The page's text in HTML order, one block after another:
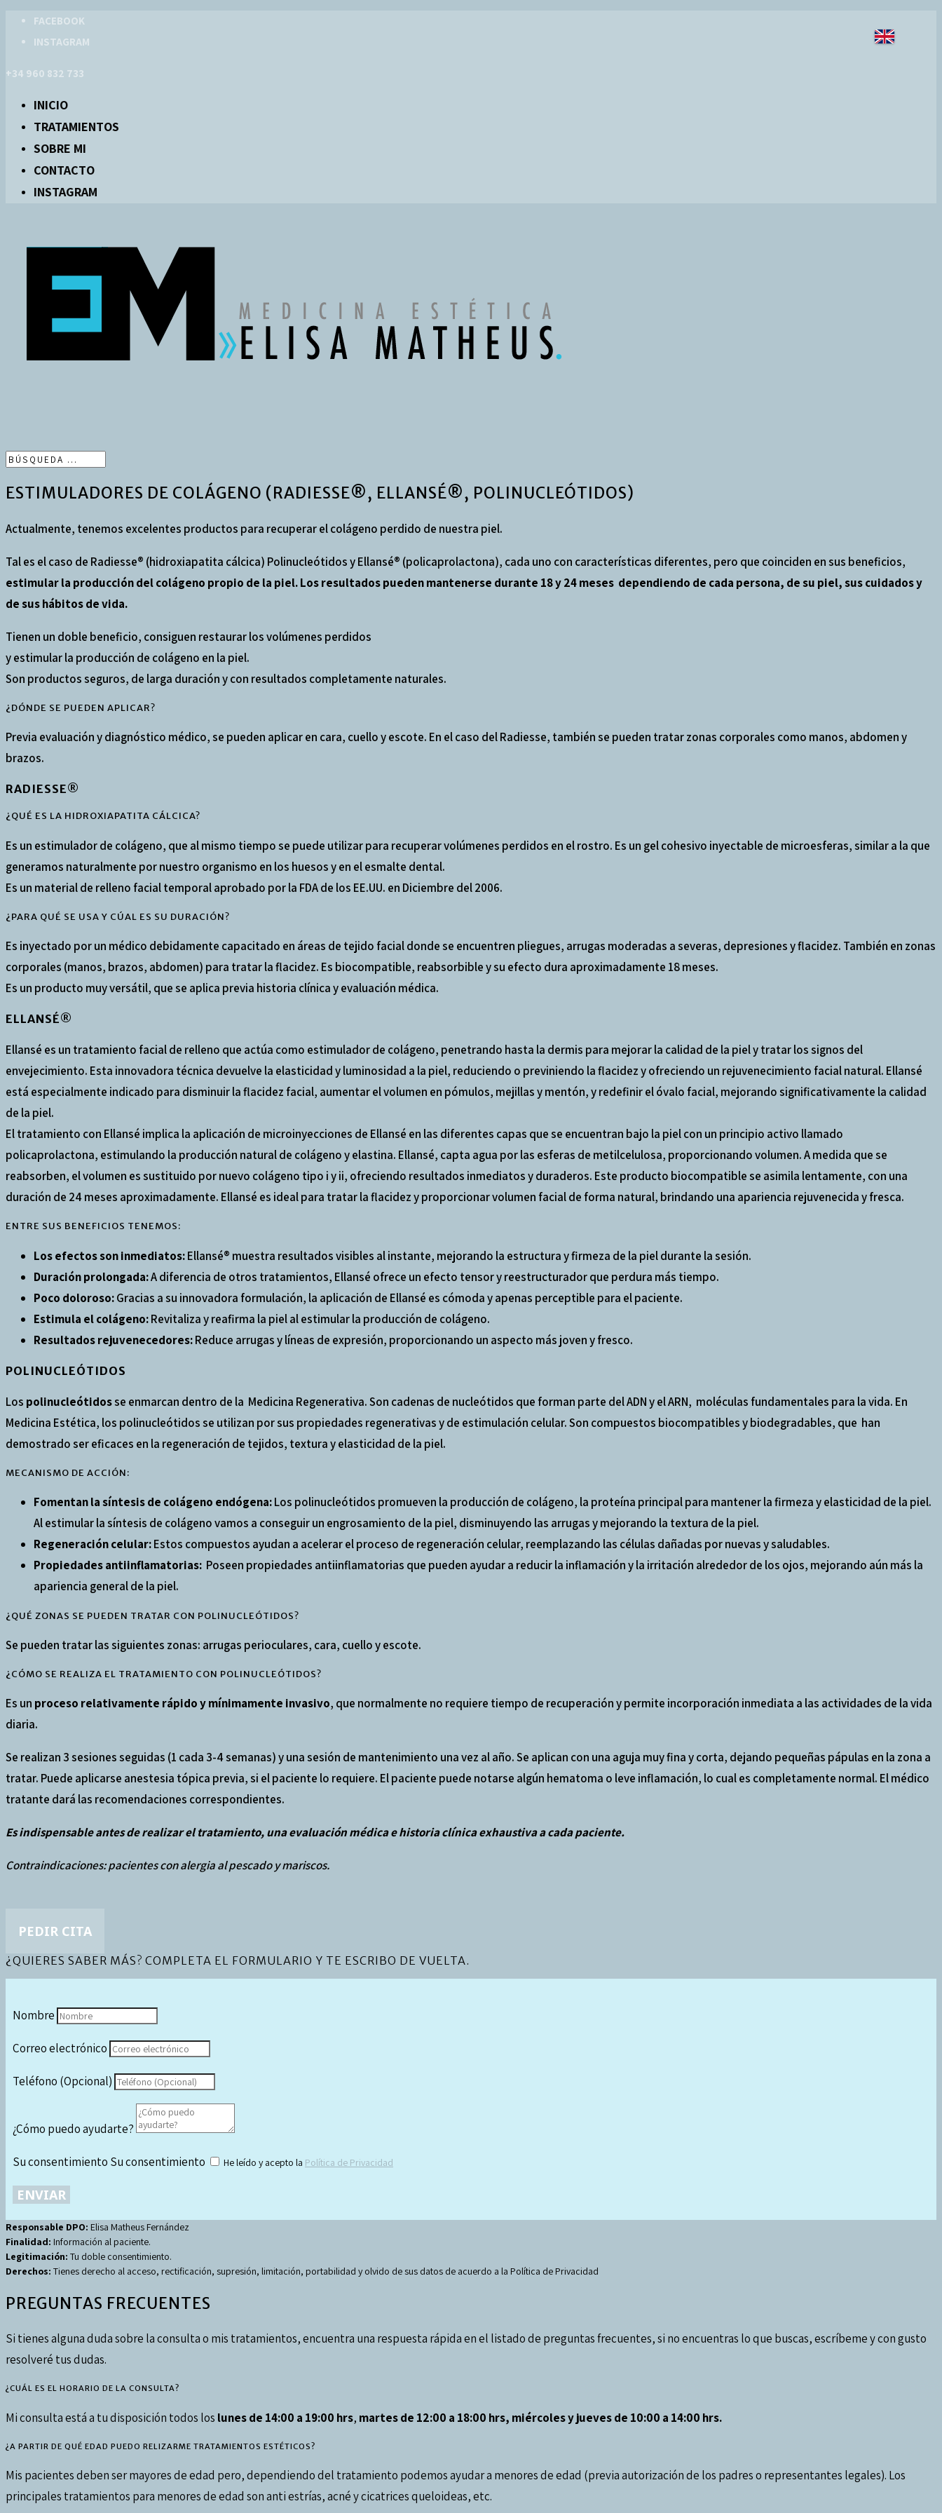
FACEBOOK
INSTAGRAM
+34 960 832 733
INICIO
TRATAMIENTOS
SOBRE MI
CONTACTO
INSTAGRAM
ESTIMULADORES DE COLÁGENO (RADIESSE®, ELLANSÉ®, POLINUCLEÓTIDOS)
Actualmente, tenemos excelentes productos para recuperar el colágeno perdido de nuestra piel.
Tal es el caso de Radiesse® (hidroxiapatita cálcica) Polinucleótidos y Ellansé® (policaprolactona), cada uno con características diferentes, pero que coinciden en sus beneficios,
estimular la producción del colágeno propio de la piel. Los resultados pueden mantenerse durante 18 y 24 meses dependiendo de cada persona, de su piel, sus cuidados y
de sus hábitos de vida.
Tienen un doble beneficio, consiguen restaurar los volúmenes perdidos
y estimular la producción de colágeno en la piel.
Son productos seguros, de larga duración y con resultados completamente naturales.
¿DÓNDE SE PUEDEN APLICAR?
Previa evaluación y diagnóstico médico, se pueden aplicar en cara, cuello y escote. En el caso del Radiesse, también se pueden tratar zonas corporales como manos, abdomen y
brazos.
RADIESSE®
¿QUÉ ES LA HIDROXIAPATITA CÁLCICA?
Es un estimulador de colágeno, que al mismo tiempo se puede utilizar para recuperar volúmenes perdidos en el rostro. Es un gel cohesivo inyectable de microesferas, similar a la que
generamos naturalmente por nuestro organismo en los huesos y en el esmalte dental.
Es un material de relleno facial temporal aprobado por la FDA de los EE.UU. en Diciembre del 2006.
¿PARA QUÉ SE USA Y CÚAL ES SU DURACIÓN?
Es inyectado por un médico debidamente capacitado en áreas de tejido facial donde se encuentren pliegues, arrugas moderadas a severas, depresiones y flacidez. También en zonas
corporales (manos, brazos, abdomen) para tratar la flacidez. Es biocompatible, reabsorbible y su efecto dura aproximadamente 18 meses.
Es un producto muy versátil, que se aplica previa historia clínica y evaluación médica.
ELLANSÉ®
Ellansé es un tratamiento facial de relleno que actúa como estimulador de colágeno, penetrando hasta la dermis para mejorar la calidad de la piel y tratar los signos del
envejecimiento. Esta innovadora técnica devuelve la elasticidad y luminosidad a la piel, reduciendo o previniendo la flacidez y ofreciendo un rejuvenecimiento facial natural. Ellansé
está especialmente indicado para disminuir la flacidez facial, aumentar el volumen en pómulos, mejillas y mentón, y redefinir el óvalo facial, mejorando significativamente la calidad
de la piel.
El tratamiento con Ellansé implica la aplicación de microinyecciones de Ellansé en las diferentes capas que se encuentran bajo la piel con un principio activo llamado
policaprolactona, estimulando la producción natural de colágeno y elastina. Ellansé, capta agua por las esferas de metilcelulosa, proporcionando volumen. A medida que se
reabsorben, el volumen es sustituido por nuevo colágeno tipo i y ii, ofreciendo resultados inmediatos y duraderos. Este producto biocompatible se asimila lentamente, con una
duración de 24 meses aproximadamente. Ellansé es ideal para tratar la flacidez y proporcionar volumen facial de forma natural, brindando una apariencia rejuvenecida y fresca.
ENTRE SUS BENEFICIOS TENEMOS:
Los efectos son inmediatos:Ellansé® muestra resultados visibles al instante, mejorando la estructura y firmeza de la piel durante la sesión.
Duración prolongada:A diferencia de otros tratamientos, Ellansé ofrece un efecto tensor y reestructurador que perdura más tiempo.
Poco doloroso:Gracias a su innovadora formulación, la aplicación de Ellansé es cómoda y apenas perceptible para el paciente.
Estimula el colágeno:Revitaliza y reafirma la piel al estimular la producción de colágeno.
Resultados rejuvenecedores:Reduce arrugas y líneas de expresión, proporcionando un aspecto más joven y fresco.
POLINUCLEÓTIDOS
Los polinucleótidosse enmarcan dentro de la Medicina Regenerativa. Son cadenas de nucleótidos que forman parte del ADN y el ARN, moléculas fundamentales para la vida. En
Medicina Estética, los polinucleótidos se utilizan por sus propiedades regenerativas y de estimulación celular. Son compuestos biocompatibles y biodegradables, que han
demostrado ser eficaces en la regeneración de tejidos, textura y elasticidad de la piel.
MECANISMO DE ACCIÓN:
Fomentan la síntesis de colágeno endógena:Los polinucleótidos promueven la producción de colágeno, la proteína principal para mantener la firmeza y elasticidad de la piel.
Al estimular la síntesis de colágeno vamos a conseguir un engrosamiento de la piel, disminuyendo las arrugas y mejorando la textura de la piel.
Regeneración celular:Estos compuestos ayudan a acelerar el proceso de regeneración celular, reemplazando las células dañadas por nuevas y saludables.
Propiedades antiinflamatorias: Poseen propiedades antiinflamatorias que pueden ayudar a reducir la inflamación y la irritación alrededor de los ojos, mejorando aún más la
apariencia general de la piel.
¿QUÉ ZONAS SE PUEDEN TRATAR CON POLINUCLEÓTIDOS?
Se pueden tratar las siguientes zonas: arrugas perioculares, cara, cuello y escote.
¿CÓMO SE REALIZA EL TRATAMIENTO CON POLINUCLEÓTIDOS?
Es un proceso relativamente rápido y mínimamente invasivo, que normalmente no requiere tiempo de recuperación y permite incorporación inmediata a las actividades de la vida
diaria.
Se realizan 3 sesiones seguidas (1 cada 3-4 semanas) y una sesión de mantenimiento una vez al año. Se aplican con una aguja muy fina y corta, dejando pequeñas pápulas en la zona a
tratar. Puede aplicarse anestesia tópica previa, si el paciente lo requiere. El paciente puede notarse algún hematoma o leve inflamación, lo cual es completamente normal. El médico
tratante dará las recomendaciones correspondientes.
Es indispensable antes de realizar el tratamiento, una evaluación médica e historia clínica exhaustiva a cada paciente.
Contraindicaciones: pacientes con alergia al pescado y mariscos.
PEDIR CITA
¿QUIERES SABER MÁS? COMPLETA EL FORMULARIO Y TE ESCRIBO DE VUELTA.
Nombre
Correo electrónico
Teléfono (Opcional)
¿Cómo puedo ayudarte?
Su consentimiento Su consentimiento He leído y acepto la Política de Privacidad
ENVIAR
Responsable DPO: Elisa Matheus Fernández
Finalidad: Información al paciente.
Legitimación: Tu doble consentimiento.
Derechos: Tienes derecho al acceso, rectificación, supresión, limitación, portabilidad y olvido de sus datos de acuerdo a la Política de Privacidad
PREGUNTAS FRECUENTES
Si tienes alguna duda sobre la consulta o mis tratamientos, encuentra una respuesta rápida en el listado de preguntas frecuentes, si no encuentras lo que buscas, escríbeme y con gusto
resolveré tus dudas.
¿CUÁL ES EL HORARIO DE LA CONSULTA?
Mi consulta está a tu disposición todos los lunes de 14:00 a 19:00 hrs, martes de 12:00 a 18:00 hrs, miércoles y jueves de 10:00 a 14:00 hrs.
¿A PARTIR DE QUÉ EDAD PUEDO RELIZARME TRATAMIENTOS ESTÉTICOS?
Mis pacientes deben ser mayores de edad pero, dependiendo del tratamiento podemos ayudar a menores de edad (previa autorización de los padres o representantes legales). Los
principales tratamientos para menores de edad son anti estrías, acné y cicatrices queloideas, etc.